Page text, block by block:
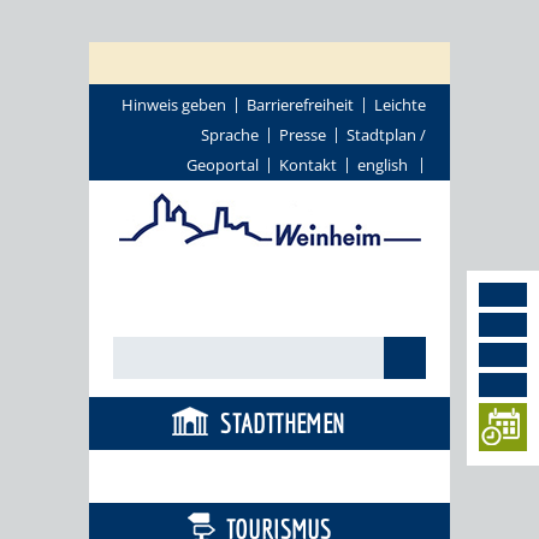
Hinweis geben Barrierefreiheit
Leichte
Sprache
Presse
Stadtplan /
Geoportal
Kontakt english
STADTTHEMEN
TOURISMUS